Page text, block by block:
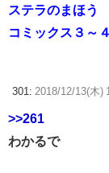
ステラのまほう
コミックス３～
301: 2018/12/13(木)
>>261
わかるで